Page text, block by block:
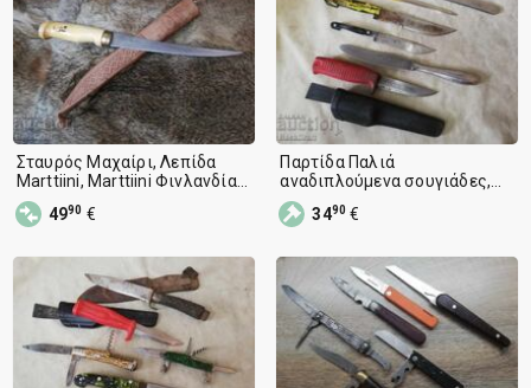
Σταυρός Μαχαίρι, Λεπίδα
Marttiini, Marttiini Φινλανδία
με Δερμάτινη Θήκη
4990 €
Παρτίδα Παλιά
αναδιπλούμενα σουγιάδες,
μαχαίρι, λεπίδα, μαχαιράκια
3490 €